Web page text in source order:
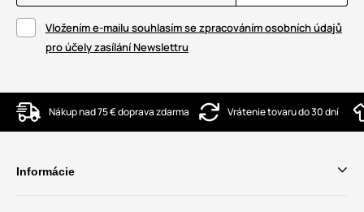
Vložením e-mailu souhlasím se zpracováním osobních údajů
pro účely zasílání Newslettru
Nákup nad 75 € doprava zdarma Vrátenie tovaru do 30 dní
Informácie